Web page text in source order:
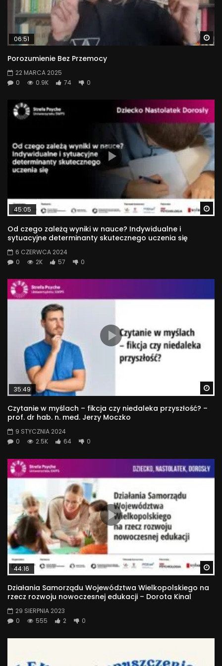
06:51
Porozumienie Bez Przemocy
22 MARCA 2025
0
0.9K 74 0
45:05
Od czego zależą wyniki w nauce? Indywidualne i
sytuacyjne determinanty skutecznego uczenia się
6 CZERWCA 2024
0
2K 57 0
35:49
Czytanie w myślach – fikcja czy niedaleka przyszłość? –
prof. dr hab. n. med. Jerzy Moczko
9 STYCZNIA 2024
0
2.5K 64 0
44:16
Działania Samorządu Województwa Wielkopolskiego na
rzecz rozwoju nowoczesnej edukacji – Dorota Kinal
29 SIERPNIA 2023
0
555 2 0